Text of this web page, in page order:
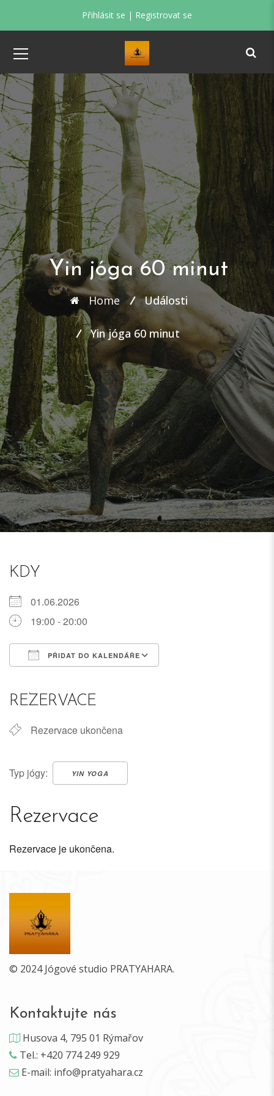
Přihlásit se | Registrovat se
Yin jóga 60 minut
Home Události
Yin jóga 60 minut
KDY
01.06.2026
19:00 - 20:00
PŘIDAT DO KALENDÁŘE
REZERVACE
Rezervace ukončena
Typ jógy: YIN YOGA
Rezervace
Rezervace je ukončena.
© 2024 Jógové studio PRATYAHARA.
Kontaktujte nás
Husova 4, 795 01 Rýmařov
Tel.: +420 774 249 929
E-mail: info@pratyahara.cz